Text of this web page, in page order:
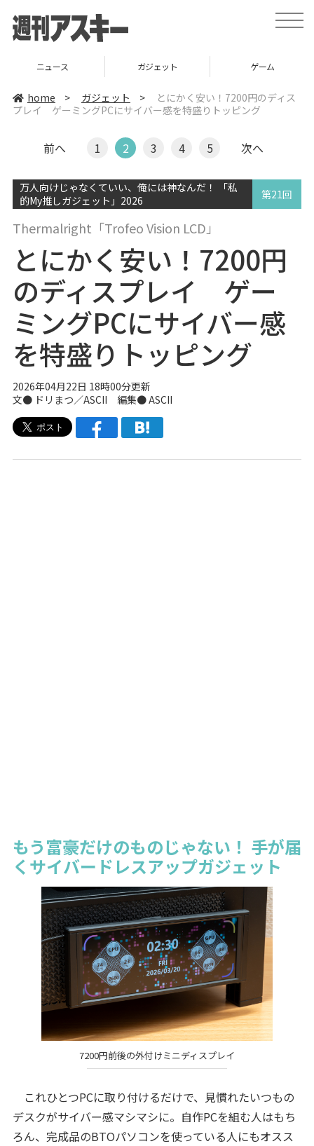
t
o
v
ニュース ガジェット ゲーム
home > ガジェット >
とにかく安い！7200円のディス
プレイ ゲーミングPCにサイバー感を特盛りトッピング
前へ 1 2 3 4 5 次へ
万人向けじゃなくていい、俺には神なんだ！ 「私
的My推しガジェット」2026
第21回
Thermalright「Trofeo Vision LCD」
とにかく安い！7200円
のディスプレイ ゲー
ミングPCにサイバー感
を特盛りトッピング
2026年04月22日 18時00分更新
文● ドリまつ／ASCII 編集● ASCII
もう富豪だけのものじゃない！ 手が届
くサイバードレスアップガジェット
7200円前後の外付けミニディスプレイ
これひとつPCに取り付けるだけで、見慣れたいつもの
デスクがサイバー感マシマシに。自作PCを組む人はもち
ろん、完成品のBTOパソコンを使っている人にもオスス